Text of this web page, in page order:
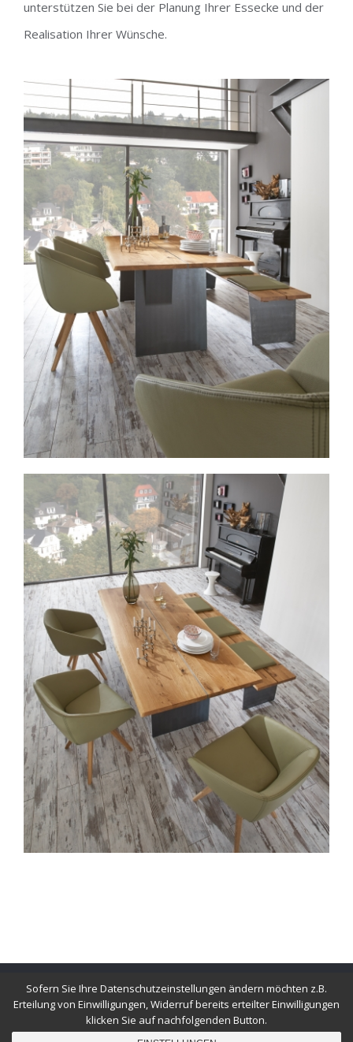
unterstützen Sie bei der Planung Ihrer Essecke und der
Realisation Ihrer Wünsche.
© Copyright2026 |Impressum|Datenschutz|Unsere Partner|
Design & Realisation: Undeutsch Media eU
+43 (0) 664 / 95 92 463
Sofern Sie Ihre Datenschutzeinstellungen ändern möchten z.B.
Erteilung von Einwilligungen, Widerruf bereits erteilter Einwilligungen
klicken Sie auf nachfolgenden Button.